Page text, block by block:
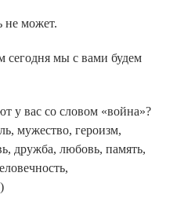
не может.
сегодня мы с вами будем
у вас со словом «война»?
мужество, героизм,
дружба, любовь, память,